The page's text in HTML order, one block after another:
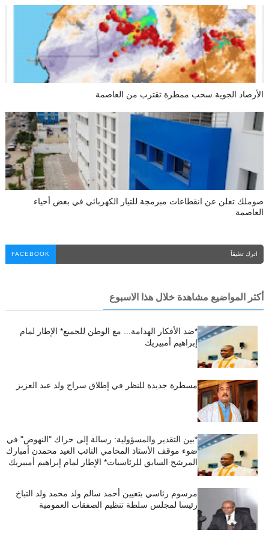
الأرصاد الجوية سحب ممطرة تقترب من العاصمة
صوملك تعلن عن انقطاعات مبرمجة للتيار الكهربائي في بعض أحياء
العاصمة
اترك تعليقاً FACEBOOK
أكثر المواضيع مشاهدة خلال هذا الاسبوع
*ضد الأفكار الهدامة... مع الوطن للجميع* الإطار لمام
إبراهيم أمبيريك
مسطرة جديدة للنظر في إطلاق سراح ولد عبد العزيز
*بين التقدير والمسؤولية: رسالة إلى حراك "النهوض" في
ضوء موقف الأستاذ المحامي النائب العيد محمدن أمبارك
المرشح السابق للرئاسيات* الإطار لمام إبراهيم أمبيريك
مرسوم رئاسي بتعيين أحمد سالم ولد محمد ولد التباخ
رئيسا لمجلس سلطة تنظيم الصفقات العمومية